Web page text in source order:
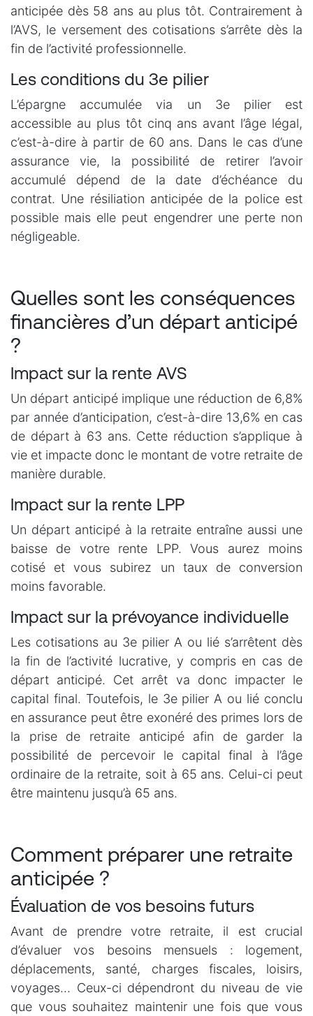
anticipée dès 58 ans au plus tôt. Contrairement à
l’AVS, le versement des cotisations s’arrête dès la
fin de l’activité professionnelle.
Les conditions du 3e pilier
L’épargne accumulée via un 3e pilier est
accessible au plus tôt cinq ans avant l’âge légal,
c’est-à-dire à partir de 60 ans. Dans le cas d’une
assurance vie, la possibilité de retirer l’avoir
accumulé dépend de la date d’échéance du
contrat. Une résiliation anticipée de la police est
possible mais elle peut engendrer une perte non
négligeable.
Quelles sont les conséquences
financières d’un départ anticipé
?
Impact sur la rente AVS
Un départ anticipé implique une réduction de 6,8%
par année d’anticipation, c’est-à-dire 13,6% en cas
de départ à 63 ans. Cette réduction s’applique à
vie et impacte donc le montant de votre retraite de
manière durable.
Impact sur la rente LPP
Un départ anticipé à la retraite entraîne aussi une
baisse de votre rente LPP. Vous aurez moins
cotisé et vous subirez un taux de conversion
moins favorable.
Impact sur la prévoyance individuelle
Les cotisations au 3e pilier A ou lié s’arrêtent dès
la fin de l’activité lucrative, y compris en cas de
départ anticipé. Cet arrêt va donc impacter le
capital final. Toutefois, le 3e pilier A ou lié conclu
en assurance peut être exonéré des primes lors de
la prise de retraite anticipé afin de garder la
possibilité de percevoir le capital final à l’âge
ordinaire de la retraite, soit à 65 ans. Celui-ci peut
être maintenu jusqu’à 65 ans.
Comment préparer une retraite
anticipée ?
Évaluation de vos besoins futurs
Avant de prendre votre retraite, il est crucial
d’évaluer vos besoins mensuels : logement,
déplacements, santé, charges fiscales, loisirs,
voyages… Ceux-ci dépendront du niveau de vie
que vous souhaitez maintenir une fois que vous